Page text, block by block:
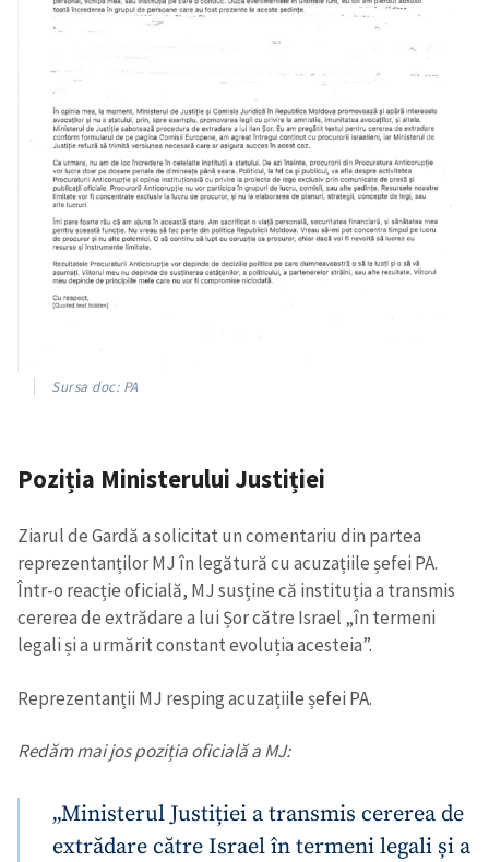
Sursa doc: PA
Poziția Ministerului Justiției
Ziarul de Gardă a solicitat un comentariu din partea
reprezentanților MJ în legătură cu acuzațiile șefei PA.
Într-o reacție oficială, MJ susține că instituția a transmis
cererea de extrădare a lui Șor către Israel „în termeni
legali și a urmărit constant evoluția acesteia”.
Reprezentanții MJ resping acuzațiile șefei PA.
Redăm mai jos poziția oficială a MJ:
„Ministerul Justiției a transmis cererea de
extrădare către Israel în termeni legali și a